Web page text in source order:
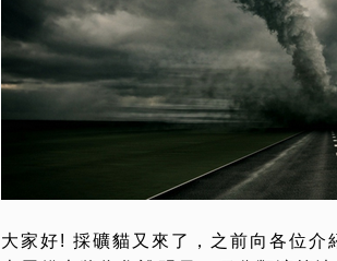
大家好! 採礦貓又來了，之前向各位